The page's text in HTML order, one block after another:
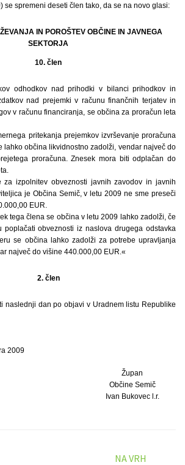
se spremeni deseti člen tako, da se na novo glasi:
IN POROŠTEV OBČINE IN JAVNEGA
SEKTORJA
10. člen
odhodkov nad prihodki v bilanci prihodkov in
nad prejemki v računu finančnih terjatev in
v računu financiranja, se občina za proračun leta
pritekanja prejemkov izvrševanje proračuna
lahko občina likvidnostno zadolži, vendar največ do
proračuna. Znesek mora biti odplačan do
za izpolnitev obveznosti javnih zavodov in javnih
je Občina Semič, v letu 2009 ne sme preseči
EUR.
tega člena se občina v letu 2009 lahko zadolži, če
poplačati obveznosti iz naslova drugega odstavka
se občina lahko zadolži za potrebe upravljanja
največ do višine 440.000,00 EUR.«
2. člen
naslednji dan po objavi v Uradnem listu Republike
2009
Župan
Občine Semič
Ivan Bukovec l.r.
NA VRH